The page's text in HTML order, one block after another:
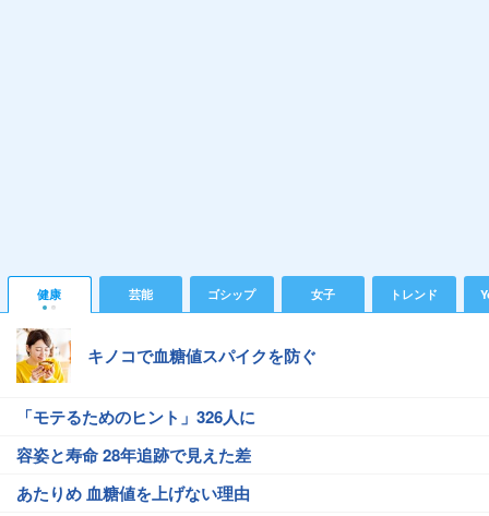
健康 芸能 ゴシップ 女子 トレンド
キノコで血糖値スパイクを防ぐ
「モテるためのヒント」326人に
容姿と寿命 28年追跡で見えた差
あたりめ 血糖値を上げない理由